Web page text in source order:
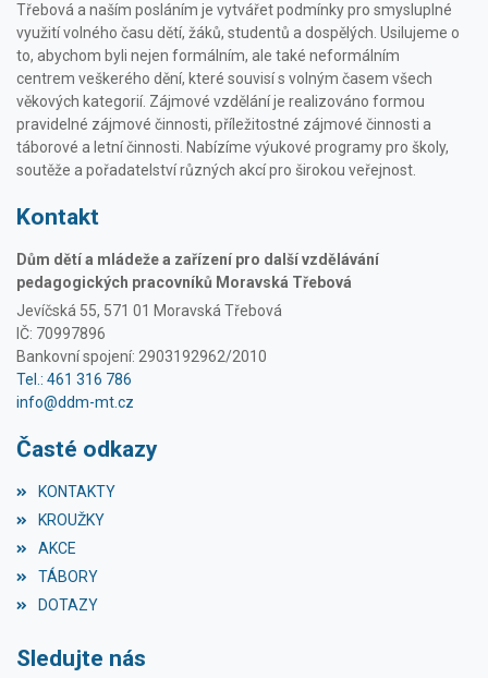
Třebová a naším posláním je vytvářet podmínky pro smysluplné
využití volného času dětí, žáků, studentů a dospělých. Usilujeme o
to, abychom byli nejen formálním, ale také neformálním
centrem veškerého dění, které souvisí s volným časem všech
věkových kategorií. Zájmové vzdělání je realizováno formou
pravidelné zájmové činnosti, příležitostné zájmové činnosti a
táborové a letní činnosti. Nabízíme výukové programy pro školy,
soutěže a pořadatelství různých akcí pro širokou veřejnost.
Kontakt
Dům dětí a mládeže a zařízení pro další vzdělávání
pedagogických pracovníků Moravská Třebová
Jevíčská 55, 571 01 Moravská Třebová
IČ: 70997896
Bankovní spojení: 2903192962/2010
Tel.: 461 316 786
info@ddm-mt.cz
Časté odkazy
KONTAKTY
KROUŽKY
AKCE
TÁBORY
DOTAZY
Sledujte nás